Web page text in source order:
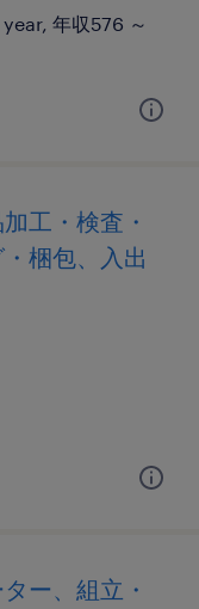
年収576 ～
工・検査・
梱包、入出
ー、組立・